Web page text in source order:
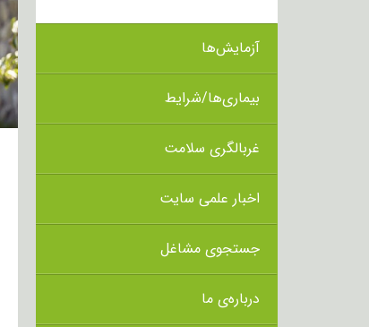
آزمایش‌ها
بیماری‌ها/شرایط
غربالگری سلامت
اخبار علمی سایت
جستجوی مشاغل
درباره‌ی ما